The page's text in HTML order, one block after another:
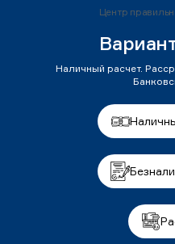
Центр
Наличный расчет.